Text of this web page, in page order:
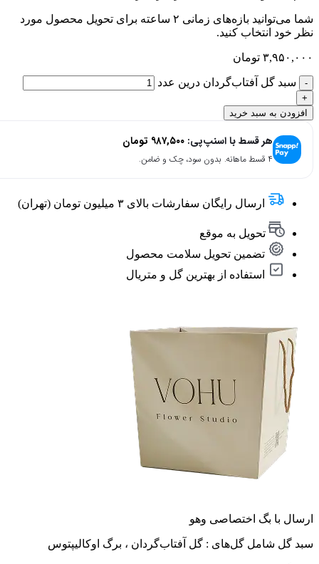
شما می‌توانید بازه‌های زمانی ۲ ساعته برای تحویل محصول مورد
نظر خود انتخاب کنید.
۳,۹۵۰,۰۰۰ تومان
سبد گل آفتاب‌گردان درین عدد
افزودن به سبد خرید
هر قسط با اسنپ‌پی: ۹۸۷,۵۰۰ تومان
۴ قسط ماهانه. بدون سود، چک و ضامن.
ارسال رایگان سفارشات بالای ۳ میلیون تومان (تهران)
تحویل به موقع
تضمین تحویل سلامت محصول
استفاده از بهترین گل و متریال
ارسال با بگ اختصاصی وهو
سبد گل شامل گل‌های : گل آفتاب‌گردان ، برگ اوکالیپتوس